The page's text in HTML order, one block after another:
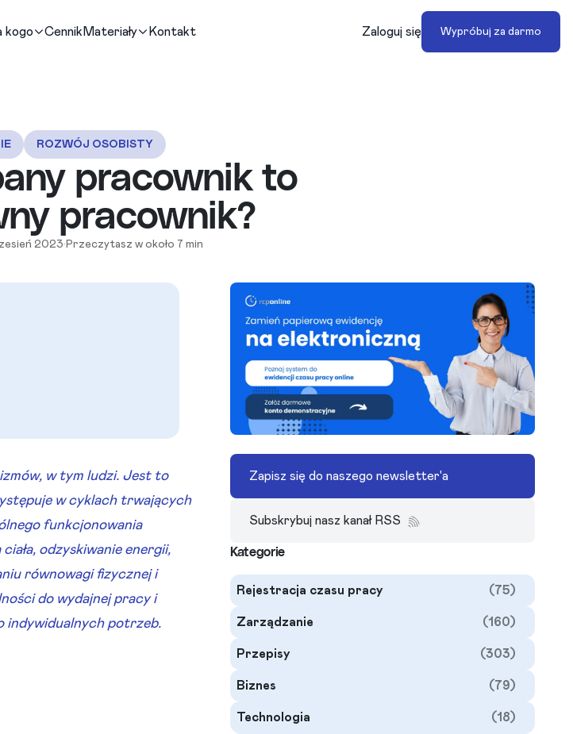
kogo Cennik Materiały Kontakt Zaloguj się Wypróbuj za darmo
ROZWÓJ OSOBISTY
pracownik to
pracownik?
2023• Przeczytasz w około 7 min
w tym ludzi. Jest to
w cyklach trwających
funkcjonowania
odzyskiwanie energii,
równowagi fizycznej i
do wydajnej pracy i
indywidualnych potrzeb.
Zapisz się do naszego newsletter'a
Subskrybuj nasz kanał RSS
Kategorie
Rejestracja czasu pracy (75)
Zarządzanie (160)
Przepisy (303)
Biznes (79)
Technologia (18)